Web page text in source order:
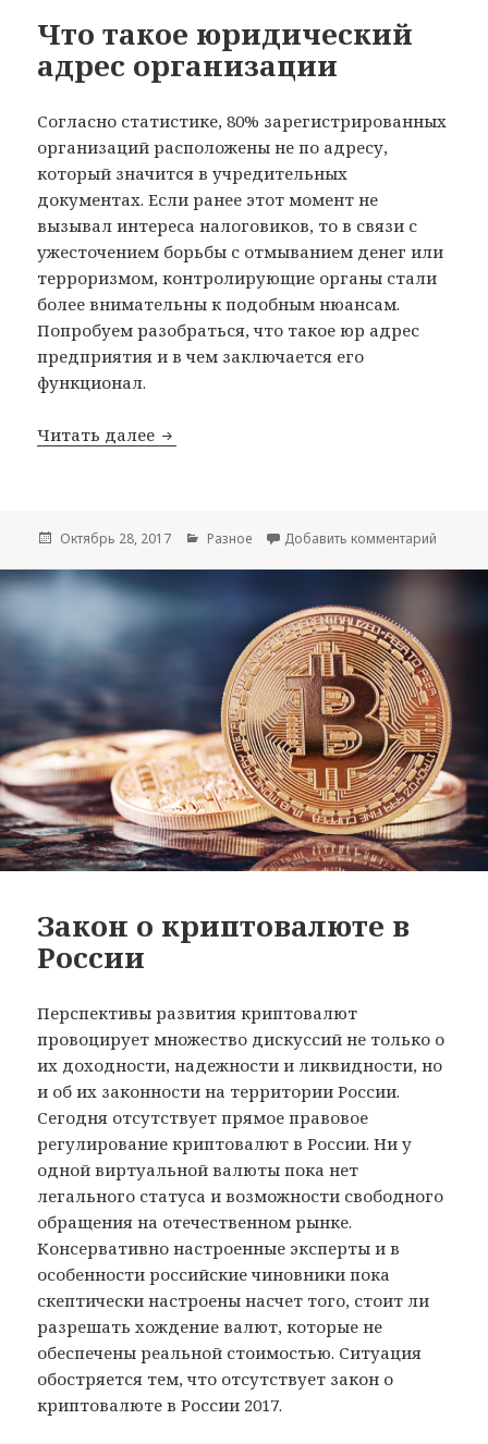
Что такое юридический
адрес организации
Согласно статистике, 80% зарегистрированных
организаций расположены не по адресу,
который значится в учредительных
документах. Если ранее этот момент не
вызывал интереса налоговиков, то в связи с
ужесточением борьбы с отмыванием денег или
терроризмом, контролирующие органы стали
более внимательны к подобным нюансам.
Попробуем разобраться, что такое юр адрес
предприятия и в чем заключается его
функционал.
Читать далее Что такое юридический адрес
Опубликовано
Октябрь 28, 2017 Рубрики
Разное Добавить комментарий
Закон о криптовалюте в
России
Перспективы развития криптовалют
провоцирует множество дискуссий не только о
их доходности, надежности и ликвидности, но
и об их законности на территории России.
Сегодня отсутствует прямое правовое
регулирование криптовалют в России. Ни у
одной виртуальной валюты пока нет
легального статуса и возможности свободного
обращения на отечественном рынке.
Консервативно настроенные эксперты и в
особенности российские чиновники пока
скептически настроены насчет того, стоит ли
разрешать хождение валют, которые не
обеспечены реальной стоимостью. Ситуация
обостряется тем, что отсутствует закон о
криптовалюте в России 2017.